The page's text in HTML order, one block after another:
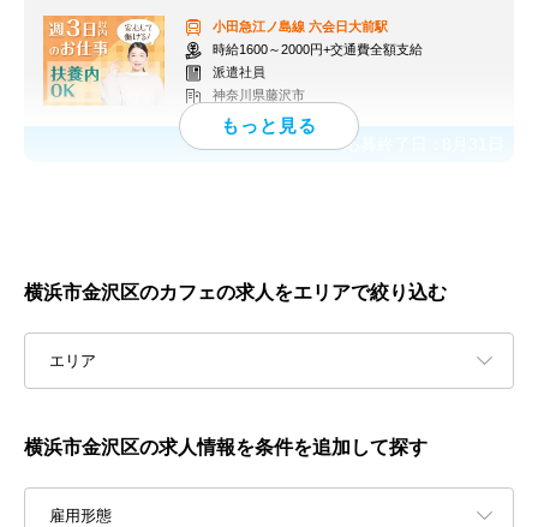
小田急江ノ島線 六会日大前駅
時給1600～2000円+交通費全額支給
派遣社員
神奈川県藤沢市
応募終了日：
横浜市金沢区のカフェの求人をエリアで絞り込む
エリア
横浜市金沢区の求人情報を条件を追加して探す
雇用形態